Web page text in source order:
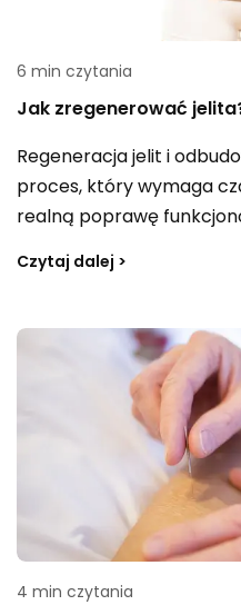
6 min czytania
Jak zregenerować
Regeneracja jelit i
proces, który wymaga
realną poprawę
najpierw przeanalizować,
metody. Znaczenie mają
witamin, minerałów i
szczepów bakterii
wpływa na pracę
jelita wspierają kondycję
Czytaj dalej >
4 min czytania